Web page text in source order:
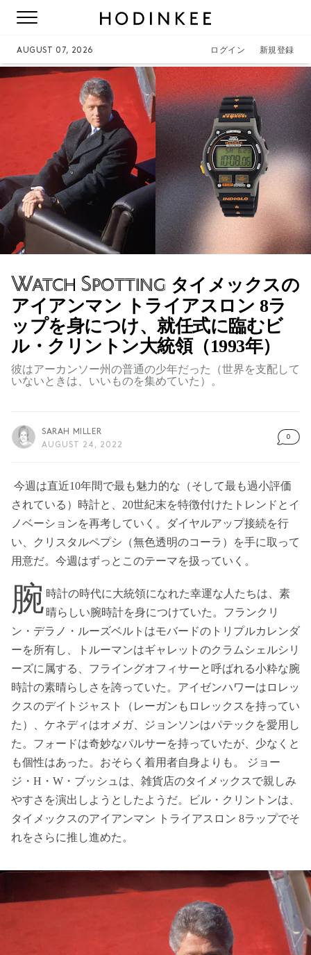
AUGUST 07, 2026 ログイン 新規登録
Watch Spotting タイメックスの
アイアンマン トライアスロン 8ラ
ップを身につけ、就任式に臨むビ
ル・クリントン大統領（1993年）
彼はアーカンソー州の普通の少年だった（世界を支配して
いないときは、いいものを集めていた）。
SARAH MILLER
AUGUST 24, 2022
0
今週は直近10年間で最も魅力的な（そして最も過小評価
されている）時計と、20世紀末を特徴付けたトレンドとイ
ノベーションを再考していく。ダイヤルアップ接続を行
い、クリスタルペプシ（無色透明のコーラ）を手に取って
用意だ。今週はずっとこのテーマを扱っていく。
腕 時計の時代に大統領になれた幸運な人たちは、素
晴らしい腕時計を身につけていた。フランクリ
ン・デラノ・ルーズベルトはモバードのトリプルカレンダ
ーを所有し、トルーマンはギャレットのクラムシェルシリ
ーズに属する、フライングオフィサーと呼ばれる小粋な腕
時計の素晴らしさを誇っていた。アイゼンハワーはロレッ
クスのデイトジャスト（レーガンもロレックスを持ってい
た）、ケネディはオメガ、ジョンソンはパテックを愛用し
た。フォードは奇妙なパルサーを持っていたが、少なくと
も個性はあった。おそらく着用者自身よりも。 ジョー
ジ・H・W・ブッシュは、雑貨店のタイメックスで親しみ
やすさを演出しようとしたようだ。ビル・クリントンは、
タイメックスのアイアンマン トライアスロン 8ラップでそ
れをさらに推し進めた。